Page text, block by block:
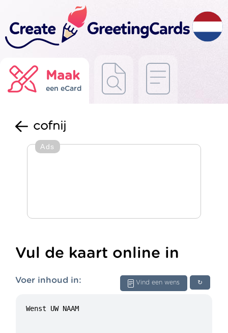
Maak
een eCard
cofnij
Ads
Vul de kaart online in
↻
Vind een wens
Voer inhoud in: